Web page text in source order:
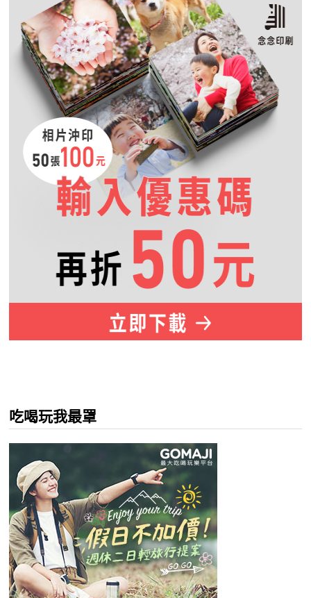
吃喝玩我最罩